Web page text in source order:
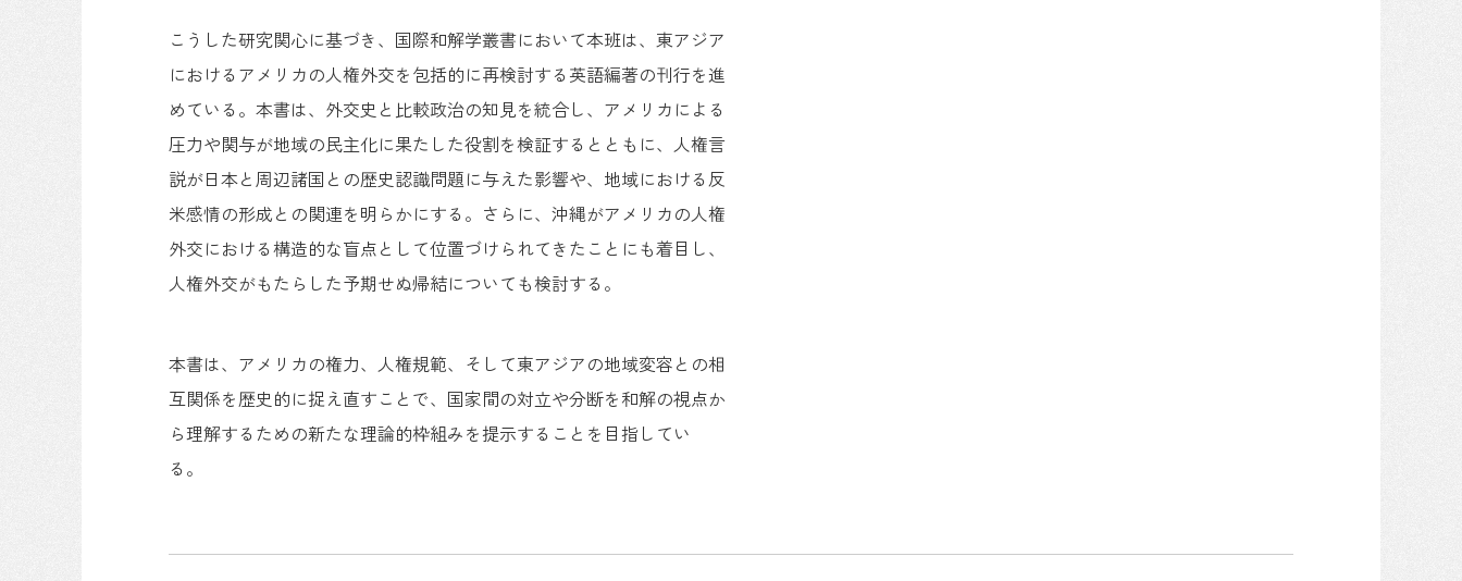
こうした研究関心に基づき、国際和解学叢書において本班は、東アジア
におけるアメリカの人権外交を包括的に再検討する英語編著の刊行を進
めている。本書は、外交史と比較政治の知見を統合し、アメリカによる
圧力や関与が地域の民主化に果たした役割を検証するとともに、人権言
説が日本と周辺諸国との歴史認識問題に与えた影響や、地域における反
米感情の形成との関連を明らかにする。さらに、沖縄がアメリカの人権
外交における構造的な盲点として位置づけられてきたことにも着目し、
人権外交がもたらした予期せぬ帰結についても検討する。
本書は、アメリカの権力、人権規範、そして東アジアの地域変容との相
互関係を歴史的に捉え直すことで、国家間の対立や分断を和解の視点か
ら理解するための新たな理論的枠組みを提示することを目指してい
る。